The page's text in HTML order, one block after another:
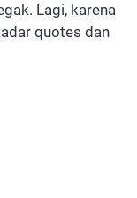
Lagi, karena
quotes dan